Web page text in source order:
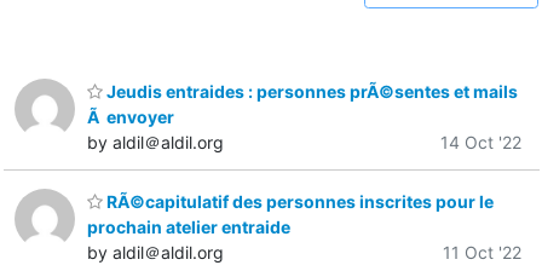
Jeudis entraides : personnes prÃ©sentes et mails
Ã envoyer
by aldil＠aldil.org
14 Oct '22
RÃ©capitulatif des personnes inscrites pour le
prochain atelier entraide
by aldil＠aldil.org
11 Oct '22